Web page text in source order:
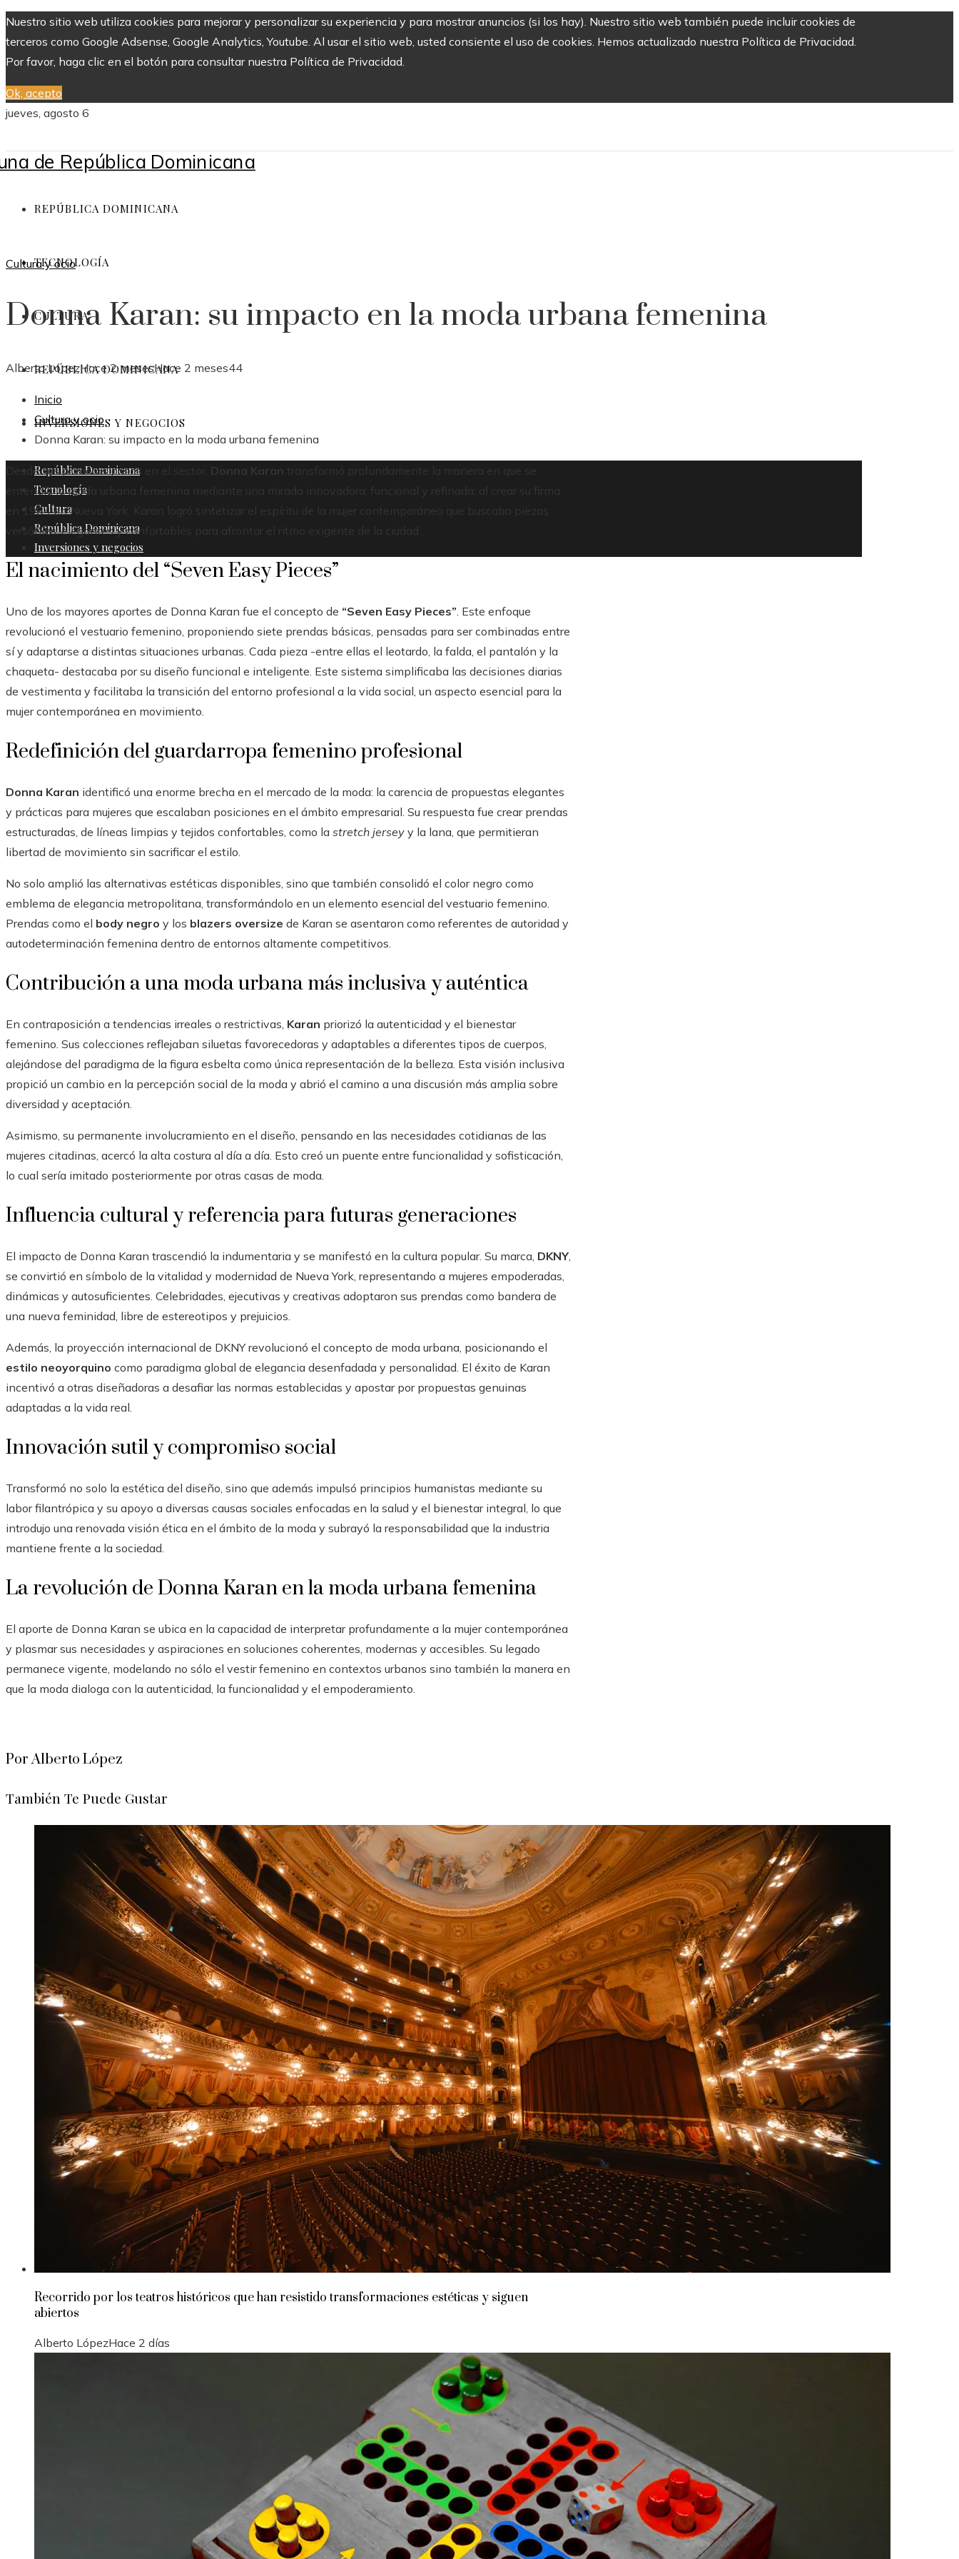
Nuestro sitio web utiliza cookies para mejorar y personalizar su experiencia y para mostrar anuncios (si los hay). Nuestro sitio web también puede incluir cookies de
terceros como Google Adsense, Google Analytics, Youtube. Al usar el sitio web, usted consiente el uso de cookies. Hemos actualizado nuestra Política de Privacidad.
Por favor, haga clic en el botón para consultar nuestra Política de Privacidad.
Ok, acepto
jueves, agosto 6
REPÚBLICA DOMINICANA
TECNOLOGÍA
CULTURA
REPÚBLICA DOMINICANA
INVERSIONES Y NEGOCIOS
República Dominicana
Tecnología
Cultura
República Dominicana
Inversiones y negocios
Cultura y ocio
Donna Karan: su impacto en la moda urbana femenina
Alberto LópezHace 2 mesesHace 2 meses44
Inicio
Cultura y ocio
Donna Karan: su impacto en la moda urbana femenina
Desde sus primeros pasos en el sector, Donna Karan
transformó profundamente la manera en que se
entendía la moda urbana femenina mediante una mirada innovadora, funcional y refinada; al crear su firma
en 1984 en Nueva York, Karan logró sintetizar el espíritu de la mujer contemporánea que buscaba piezas
versátiles, elegantes y confortables para afrontar el ritmo exigente de la ciudad.
El nacimiento del “Seven Easy Pieces”
Uno de los mayores aportes de Donna Karan fue el concepto de “Seven Easy Pieces”. Este enfoque
revolucionó el vestuario femenino, proponiendo siete prendas básicas, pensadas para ser combinadas entre
sí y adaptarse a distintas situaciones urbanas. Cada pieza -entre ellas el leotardo, la falda, el pantalón y la
chaqueta- destacaba por su diseño funcional e inteligente. Este sistema simplificaba las decisiones diarias
de vestimenta y facilitaba la transición del entorno profesional a la vida social, un aspecto esencial para la
mujer contemporánea en movimiento.
Redefinición del guardarropa femenino profesional
Donna Karan identificó una enorme brecha en el mercado de la moda: la carencia de propuestas elegantes
y prácticas para mujeres que escalaban posiciones en el ámbito empresarial. Su respuesta fue crear prendas
estructuradas, de líneas limpias y tejidos confortables, como la stretch jersey y la lana, que permitieran
libertad de movimiento sin sacrificar el estilo.
No solo amplió las alternativas estéticas disponibles, sino que también consolidó el color negro como
emblema de elegancia metropolitana, transformándolo en un elemento esencial del vestuario femenino.
Prendas como el body negro y los blazers oversize de Karan se asentaron como referentes de autoridad y
autodeterminación femenina dentro de entornos altamente competitivos.
Contribución a una moda urbana más inclusiva y auténtica
En contraposición a tendencias irreales o restrictivas, Karan priorizó la autenticidad y el bienestar
femenino. Sus colecciones reflejaban siluetas favorecedoras y adaptables a diferentes tipos de cuerpos,
alejándose del paradigma de la figura esbelta como única representación de la belleza. Esta visión inclusiva
propició un cambio en la percepción social de la moda y abrió el camino a una discusión más amplia sobre
diversidad y aceptación.
Asimismo, su permanente involucramiento en el diseño, pensando en las necesidades cotidianas de las
mujeres citadinas, acercó la alta costura al día a día. Esto creó un puente entre funcionalidad y sofisticación,
lo cual sería imitado posteriormente por otras casas de moda.
Influencia cultural y referencia para futuras generaciones
El impacto de Donna Karan trascendió la indumentaria y se manifestó en la cultura popular. Su marca, DKNY,
se convirtió en símbolo de la vitalidad y modernidad de Nueva York, representando a mujeres empoderadas,
dinámicas y autosuficientes. Celebridades, ejecutivas y creativas adoptaron sus prendas como bandera de
una nueva feminidad, libre de estereotipos y prejuicios.
Además, la proyección internacional de DKNY revolucionó el concepto de moda urbana, posicionando el
estilo neoyorquino como paradigma global de elegancia desenfadada y personalidad. El éxito de Karan
incentivó a otras diseñadoras a desafiar las normas establecidas y apostar por propuestas genuinas
adaptadas a la vida real.
Innovación sutil y compromiso social
Transformó no solo la estética del diseño, sino que además impulsó principios humanistas mediante su
labor filantrópica y su apoyo a diversas causas sociales enfocadas en la salud y el bienestar integral, lo que
introdujo una renovada visión ética en el ámbito de la moda y subrayó la responsabilidad que la industria
mantiene frente a la sociedad.
La revolución de Donna Karan en la moda urbana femenina
El aporte de Donna Karan se ubica en la capacidad de interpretar profundamente a la mujer contemporánea
y plasmar sus necesidades y aspiraciones en soluciones coherentes, modernas y accesibles. Su legado
permanece vigente, modelando no sólo el vestir femenino en contextos urbanos sino también la manera en
que la moda dialoga con la autenticidad, la funcionalidad y el empoderamiento.
Por Alberto López
También Te Puede Gustar
Recorrido por los teatros históricos que han resistido transformaciones estéticas y siguen
abiertos
Alberto LópezHace 2 días